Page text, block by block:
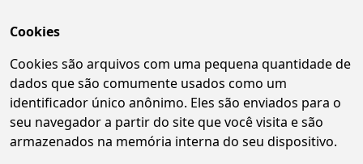
Cookies
Cookies são arquivos com uma pequena quantidade de
dados que são comumente usados como um
identificador único anônimo. Eles são enviados para o
seu navegador a partir do site que você visita e são
armazenados na memória interna do seu dispositivo.